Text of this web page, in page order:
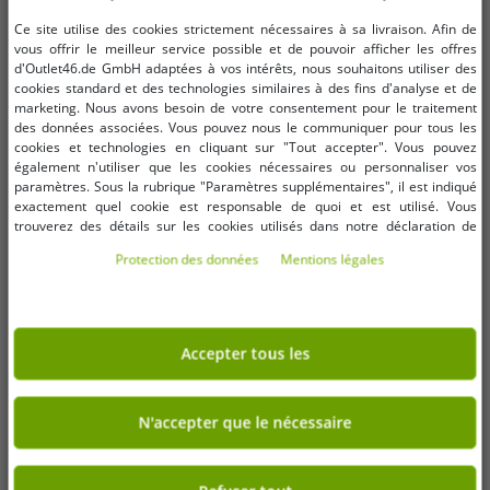
PLUS D'ARTICLES EN PROMOTION
-92%
Tailles disponibles
S
-90%
Tailles disponibles
S
Ce site utilise des cookies strictement nécessaires à sa livraison. Afin de
vous offrir le meilleur service possible et de pouvoir afficher les offres
d'Outlet46.de GmbH adaptées à vos intérêts, nous souhaitons utiliser des
cookies standard et des technologies similaires à des fins d'analyse et de
marketing. Nous avons besoin de votre consentement pour le traitement
des données associées. Vous pouvez nous le communiquer pour tous les
cookies et technologies en cliquant sur "Tout accepter". Vous pouvez
également n'utiliser que les cookies nécessaires ou personnaliser vos
paramètres. Sous la rubrique "Paramètres supplémentaires", il est indiqué
exactement quel cookie est responsable de quoi et est utilisé. Vous
trouverez des détails sur les cookies utilisés dans notre déclaration de
consentement à tout moment. Les coordonnées se trouvent dans les
Protection des données Mentions légales
Accepter tous les
N'accepter que le nécessaire